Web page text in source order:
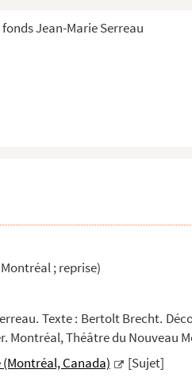
Jean-Marie Serreau
; reprise)
Texte : Bertolt Brecht.
Montréal, Théâtre du Nouveau
Canada)
[Sujet]